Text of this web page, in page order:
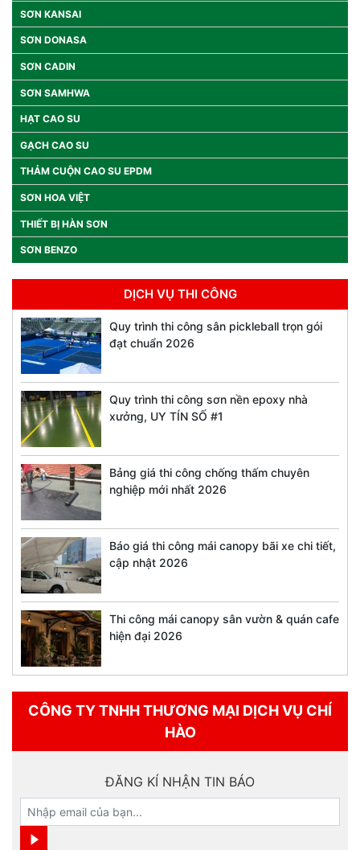
SƠN KANSAI
SƠN DONASA
SƠN CADIN
SƠN SAMHWA
HẠT CAO SU
GẠCH CAO SU
THẢM CUỘN CAO SU EPDM
SƠN HOA VIỆT
THIẾT BỊ HÀN SƠN
SƠN BENZO
DỊCH VỤ THI CÔNG
Quy trình thi công sân pickleball trọn gói
đạt chuẩn 2026
Quy trình thi công sơn nền epoxy nhà
xưởng, UY TÍN SỐ #1
Bảng giá thi công chống thấm chuyên
nghiệp mới nhất 2026
Báo giá thi công mái canopy bãi xe chi tiết,
cập nhật 2026
Thi công mái canopy sân vườn & quán cafe
hiện đại 2026
CÔNG TY TNHH THƯƠNG MẠI DỊCH VỤ CHÍ
HÀO
ĐĂNG KÍ NHẬN TIN BÁO